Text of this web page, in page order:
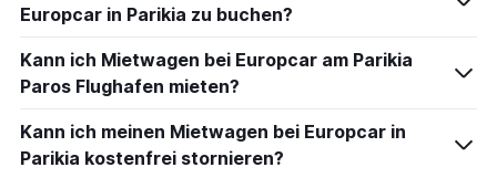
Europcar in Parikia zu buchen?
Kann ich Mietwagen bei Europcar am Parikia
Paros Flughafen mieten?
Kann ich meinen Mietwagen bei Europcar in
Parikia kostenfrei stornieren?